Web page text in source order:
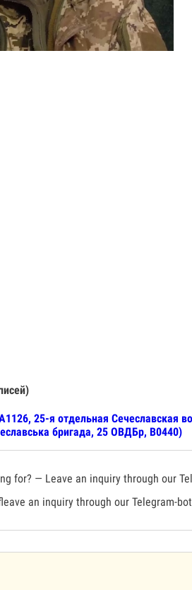
25-я отдельная Сечеславская
бригада, 25 ОВДБр, В0440)
for? — Leave an inquiry through our
an inquiry through our Telegram-